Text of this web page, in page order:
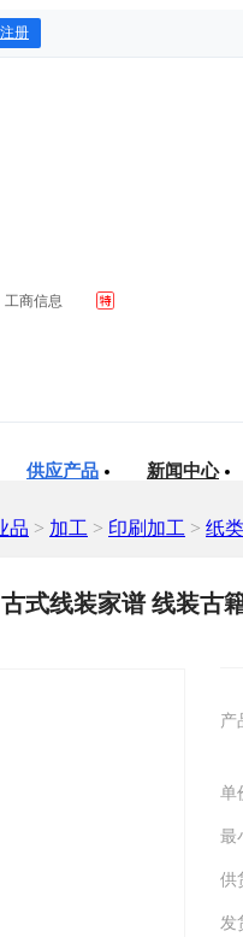
册
工商信息
供应产品 新闻中心
品 > 加工 > 印刷加工 > 纸
式线装家谱 线装古
产
单
最
供
发